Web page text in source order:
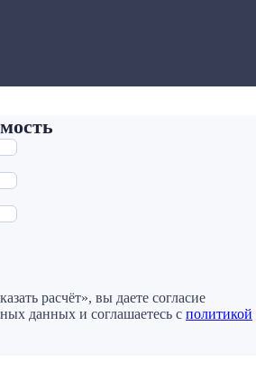
расчёт», вы даете согласие
данных и соглашаетесь c политикой